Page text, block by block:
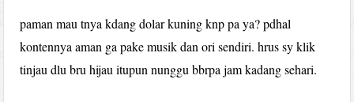
paman mau tnya kdang dolar kuning knp pa ya? pdhal
kontennya aman ga pake musik dan ori sendiri. hrus sy klik
tinjau dlu bru hijau itupun nunggu bbrpa jam kadang sehari.